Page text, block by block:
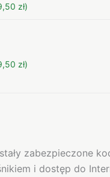
zł)
zł)
zabezpieczone
i dostęp do